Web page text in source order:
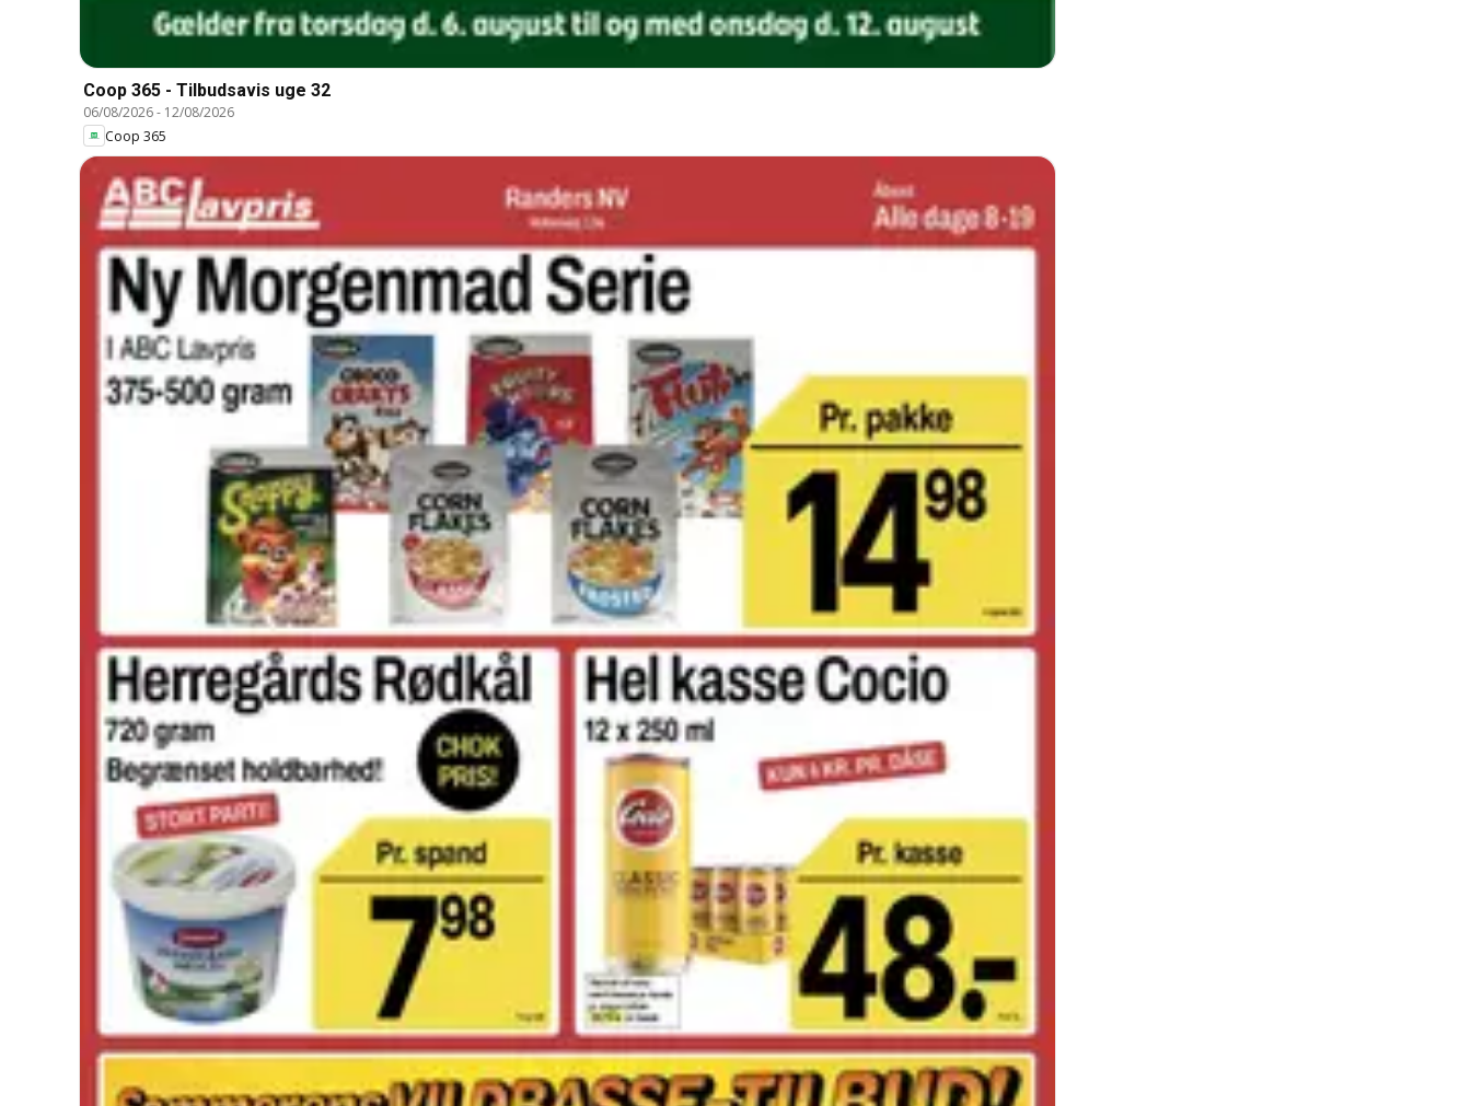
Coop 365 - Tilbudsavis uge 32
06/08/2026- 12/08/2026
Coop 365